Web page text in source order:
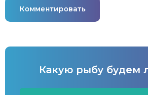
Комментировать
Какую рыбу будем